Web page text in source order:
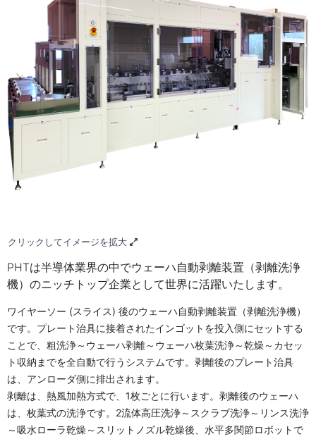
クリックしてイメージを拡大
PHTは半導体業界の中でウェーハ自動剥離装置（剥離洗浄
機）のニッチトップ企業として世界に活躍いたします。
ワイヤーソー (スライス) 後のウェーハ自動剥離装置（剥離洗浄機）
です。プレート治具に接着されたインゴットを投入側にセットする
ことで、粗洗浄～ウェーハ剥離～ウェーハ枚葉洗浄～乾燥～カセッ
ト収納までを全自動で行うシステムです。剥離後のプレート治具
は、アンローダ側に排出されます。
剥離は、熱風加熱方式で、1枚ごとに行います。剥離後のウェーハ
は、枚葉式の洗浄です。2流体高圧洗浄～スクラブ洗浄～リンス洗浄
～吸水ローラ乾燥～スリットノズル乾燥後、水平多関節ロボットで